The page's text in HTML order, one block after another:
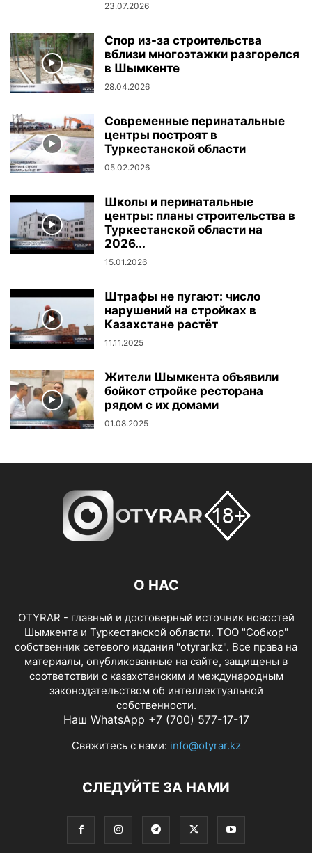
23.07.2026
Спор из-за строительства
вблизи многоэтажки разгорелся
в Шымкенте
28.04.2026
Современные перинатальные
центры построят в
Туркестанской области
05.02.2026
Школы и перинатальные
центры: планы строительства в
Туркестанской области на
2026...
15.01.2026
Штрафы не пугают: число
нарушений на стройках в
Казахстане растёт
11.11.2025
Жители Шымкента объявили
бойкот стройке ресторана
рядом с их домами
01.08.2025
О НАС
OTYRAR - главный и достоверный источник новостей
Шымкента и Туркестанской области. ТОО "Собкор"
собственник сетевого издания "otyrar.kz". Все права на
материалы, опубликованные на сайте, защищены в
соответствии с казахстанским и международным
законодательством об интеллектуальной
собственности.
Наш WhatsApp +7 (700) 577-17-17
Свяжитесь с нами: info@otyrar.kz
СЛЕДУЙТЕ ЗА НАМИ